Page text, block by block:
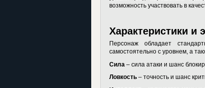
возможность участвовать в
Характеристики и
Персонаж обладает
самостоятельно с уровнем, а
Сила – сила атаки и шанс
Ловкость – точность и шанс